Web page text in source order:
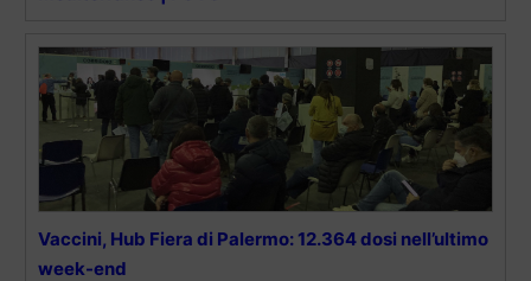
Vaccini, Hub Fiera di Palermo: 12.364 dosi nell’ultimo
week-end